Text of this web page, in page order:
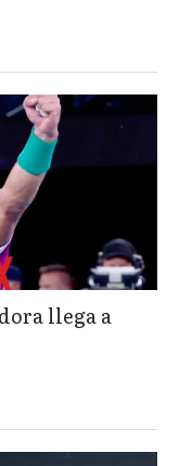
llega a